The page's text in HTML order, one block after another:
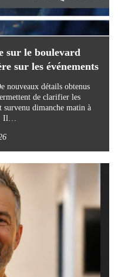
sur le boulevard
sur les événements
nouveaux détails obtenus
de clarifier les
survenu dimanche matin à
Il…